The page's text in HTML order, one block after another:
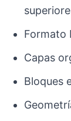
Formato
Capas
Bloques